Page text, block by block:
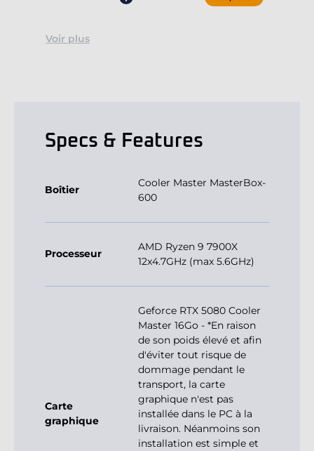
Voir plus
Specs & Features
Boîtier
Cooler Master MasterBox-
600
Processeur
AMD Ryzen 9 7900X
12x4.7GHz (max 5.6GHz)
Carte
graphique
Geforce RTX 5080 Cooler
Master 16Go - *En raison
de son poids élevé et afin
d'éviter tout risque de
dommage pendant le
transport, la carte
graphique n'est pas
installée dans le PC à la
livraison. Néanmoins son
installation est simple et